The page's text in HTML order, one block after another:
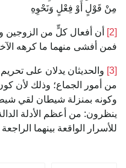
مِنْ قَوْلٍ أَوْ فِعْلٍ وَنَحْوِهِ
[2]
أن أفعال كلٍّ من الزوجين
فمن أفشى منهما ما كرهه
[3]
والحديثان يدلان على
من أمور الجماع؛ وذلك لأن
وكونه بمنزلة شيطان لقي
ينظرون: من أعظم الأدلة
للأسرار الواقعة بينهما